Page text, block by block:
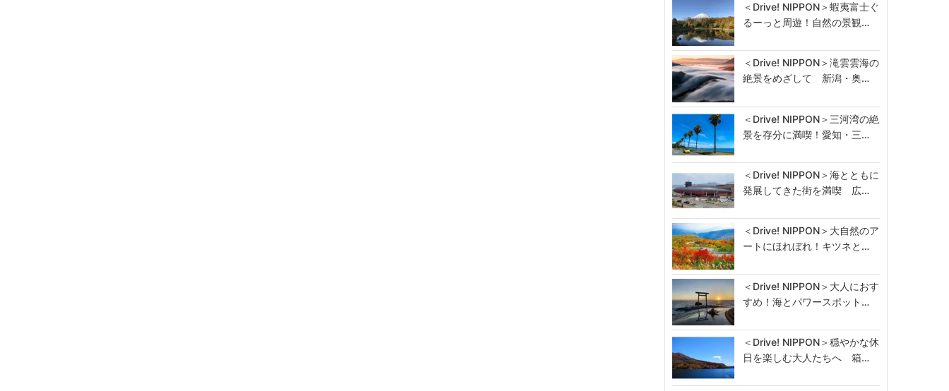
＜Drive! NIPPON＞蝦夷富士ぐ
るーっと周遊！自然の景観…
＜Drive! NIPPON＞滝雲雲海の
絶景をめざして 新潟・奥…
＜Drive! NIPPON＞三河湾の絶
景を存分に満喫！愛知・三…
＜Drive! NIPPON＞海とともに
発展してきた街を満喫 広…
＜Drive! NIPPON＞大自然のア
ートにほれぼれ！キツネと…
＜Drive! NIPPON＞大人におす
すめ！海とパワースポット…
＜Drive! NIPPON＞穏やかな休
日を楽しむ大人たちへ 箱…